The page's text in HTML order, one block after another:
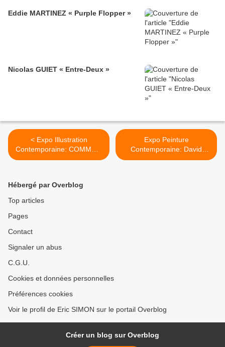
Eddie MARTINEZ « Purple Flopper »
Nicolas GUIET « Entre-Deux »
< Expo Illustration
Contemporaine: COMMON
PEOPLE / une exposition
Aisha Franz, LL Cool Jo &
Expo Peinture
Contemporaine: David
LEFEBVRE "Pour le reste"
Hébergé par Overblog
Top articles
Pages
Contact
Signaler un abus
C.G.U.
Cookies et données personnelles
Préférences cookies
Voir le profil de Eric SIMON sur le portail Overblog
Créer un blog sur Overblog